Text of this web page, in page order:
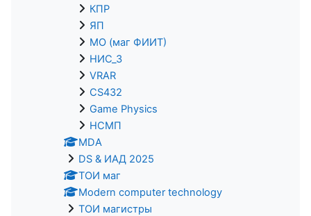
КПР
ЯП
МО (маг ФИИТ)
НИС_3
VRAR
CS432
Game Physics
НСМП
MDA
DS & ИАД 2025
ТОИ маг
Modern computer technology
ТОИ магистры